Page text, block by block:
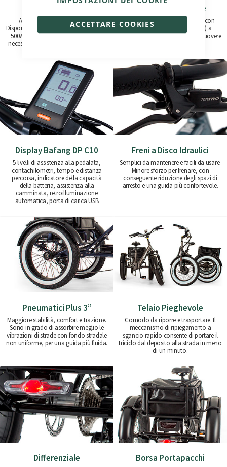
ACCETTARE COOKIES
Affidabile, efficiente e potente.
Disponibili le versioni da 250W (45Nm) e
500W (80Nm) per fornire l'assistenza
necessaria per una guida senza sforzi.
Batteria Rimovibile
Realizzata con celle Samsung con
capacità da 370Wh (36V/10Ah) a
1100Wh (36V/30Ah). Facile da rimuovere
Display Bafang DP C10
5 livelli di assistenza alla pedalata,
contachilometri, tempo e distanza
percorsa, indicatore della capacità
della batteria, assistenza alla
camminata, retroilluminazione
automatica, porta di carica USB
Freni a Disco Idraulici
Semplici da mantenere e facili da usare.
Minore sforzo per frenare, con
conseguente riduzione degli spazi di
arresto e una guida più confortevole.
Pneumatici Plus 3”
Maggiore stabilità, comfort e trazione.
Sono in grado di assorbire meglio le
vibrazioni di strade con fondo stradale
non uniforme, per una guida più fluida.
Telaio Pieghevole
Comodo da riporre e trasportare. Il
meccanismo di ripiegamento a
sgancio rapido consente di portare il
triciclo dal deposito alla strada in meno
di un minuto.
Differenziale Borsa Portapacchi